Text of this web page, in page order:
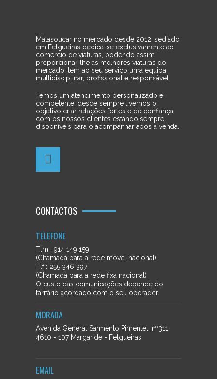
Matasoucar no mercado desde 2012, sediado
em Felgueiras dedica-se exclusivamente ao
comercio de viaturas, podendo assim
proporcionar-lhe as melhores viaturas do
mercado, tem ao seu serviço uma equipa
multidisciplinar, profissional e responsável.
Temos um atendimento personalizado e
competente, desde sempre tivemos o
objetivo criar relações fortes e de confiança
com os nossos clientes estando sempre
disponíveis para o acompanhar após a venda.
CONTACTOS
TELEFONE
Tlm : 914 149 159
(Chamada para a rede móvel nacional)
Tlf : 255 346 397
(Chamada para a rede fixa nacional)
O custo das comunicações depende do
tarifário acordado com o seu operador.
MORADA
Avenida General Sarmento Pimentel, nº311
4610 - 107 Margaride - Felgueiras
EMAIL